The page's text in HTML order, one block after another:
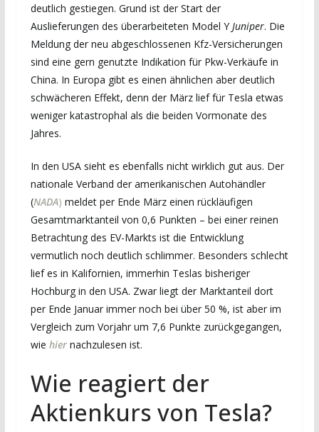
deutlich gestiegen. Grund ist der Start der
Auslieferungen des überarbeiteten Model Y Juniper. Die
Meldung der neu abgeschlossenen Kfz-Versicherungen
sind eine gern genutzte Indikation für Pkw-Verkäufe in
China. In Europa gibt es einen ähnlichen aber deutlich
schwächeren Effekt, denn der März lief für Tesla etwas
weniger katastrophal als die beiden Vormonate des
Jahres.
In den USA sieht es ebenfalls nicht wirklich gut aus. Der
nationale Verband der amerikanischen Autohändler
(NADA) meldet per Ende März einen rückläufigen
Gesamtmarktanteil von 0,6 Punkten – bei einer reinen
Betrachtung des EV-Markts ist die Entwicklung
vermutlich noch deutlich schlimmer. Besonders schlecht
lief es in Kalifornien, immerhin Teslas bisheriger
Hochburg in den USA. Zwar liegt der Marktanteil dort
per Ende Januar immer noch bei über 50 %, ist aber im
Vergleich zum Vorjahr um 7,6 Punkte zurückgegangen,
wie hiernachzulesen ist.
Wie reagiert der
Aktienkurs von Tesla?